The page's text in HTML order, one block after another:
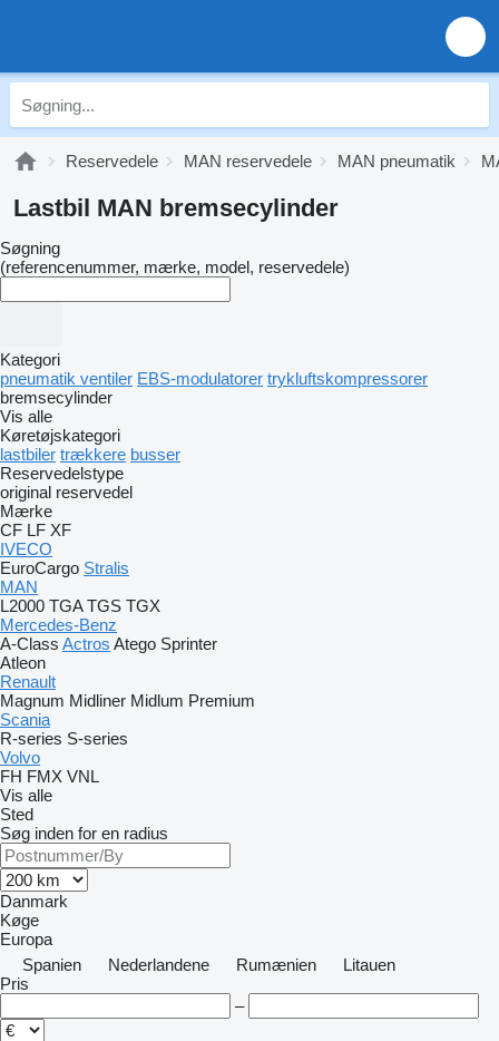
Reservedele MAN reservedele MAN pneumatik
Lastbil MAN bremsecylinder
Søgning
(referencenummer, mærke, model, reservedele)
Kategori
pneumatik ventiler EBS-modulatorer trykluftskompressorer
bremsecylinder
Vis alle
Køretøjskategori
lastbiler trækkere busser
Reservedelstype
original reservedel
Mærke
CF LF XF
IVECO
EuroCargo Stralis
MAN
L2000 TGA TGS TGX
Mercedes-Benz
A-Class Actros Atego Sprinter
Atleon
Renault
Magnum Midliner Midlum Premium
Scania
R-series S-series
Volvo
FH FMX VNL
Vis alle
Sted
Søg inden for en radius
Danmark
Køge
Europa
Spanien
Nederlandene Rumænien
Litauen
Pris
–